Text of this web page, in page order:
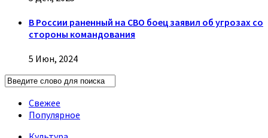
В России раненный на СВО боец заявил об угрозах со
стороны командования
5 Июн, 2024
Свежее
Популярное